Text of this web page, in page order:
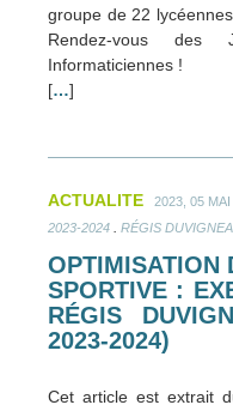
groupe de 22
Rendez-vous des
Informaticiennes !
[…]
ACTUALITE 2023, 05 MAI
2023-2024
RÉGIS
OPTIMISATION
SPORTIVE :
RÉGIS
2023-2024)
Cet article est extrait